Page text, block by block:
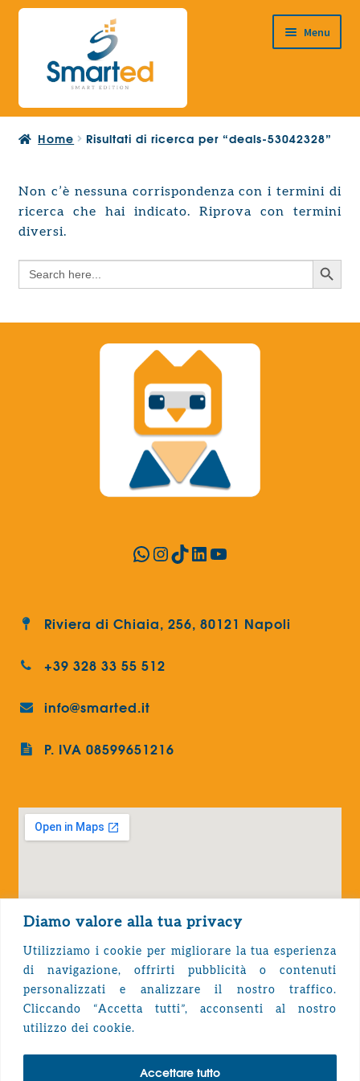
Diamo valore alla tua privacy
Utilizziamo i cookie per migliorare la tua esperienza
di navigazione, offrirti pubblicità o contenuti
personalizzati e analizzare il nostro traffico.
Cliccando “Accetta tutti”, acconsenti al nostro
utilizzo dei cookie.
Accettare tutto
Vai
navigazione
Vai
contenuto
Menu
HOME
PRODOTTI
Espandi
il
child
PROGETTAZIONE EUROPEA
menu
child
Search
Home Risultati di ricerca per “deals-53042328”
Non c’è nessuna corrispondenza con i termini di
ricerca che hai indicato. Riprova con termini
diversi.
Search
for:
Search Button
WhatsApp
Instagram
TikTok
LinkedIn
YouTube
Riviera di Chiaia, 256, 80121 Napoli
+39 328 33 55 512
info@smarted.it
P. IVA 08599651216
Privacy Policy